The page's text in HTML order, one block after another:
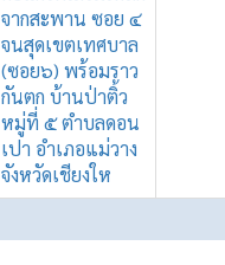
จากสะพาน ซอย ๔
จนสุดเขตเทศบาล
(ซอย๖) พร้อมราว
กันตก บ้านป่าติ้ว
หมู่ที่ ๕ ตำบลดอน
เปา อำเภอแม่วาง
จังหวัดเชียงให